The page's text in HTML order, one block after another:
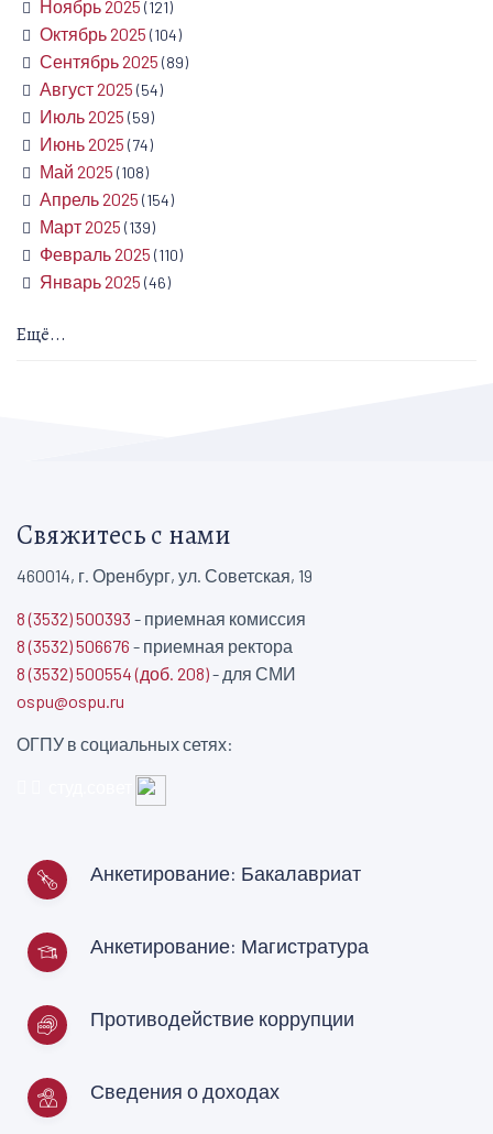
Ноябрь 2025 (121)
Октябрь 2025 (104)
Сентябрь 2025 (89)
Август 2025 (54)
Июль 2025 (59)
Июнь 2025 (74)
Май 2025 (108)
Апрель 2025 (154)
Март 2025 (139)
Февраль 2025 (110)
Январь 2025 (46)
Ещё...
Свяжитесь с нами
460014, г. Оренбург, ул. Советская, 19
8 (3532) 500393 - приемная комиссия
8 (3532) 506676 - приемная ректора
8 (3532) 500554 (доб. 208)- для СМИ
ospu@ospu.ru
ОГПУ в социальных сетях:
Анкетирование: Бакалавриат
Анкетирование: Магистратура
Противодействие коррупции
Сведения о доходах